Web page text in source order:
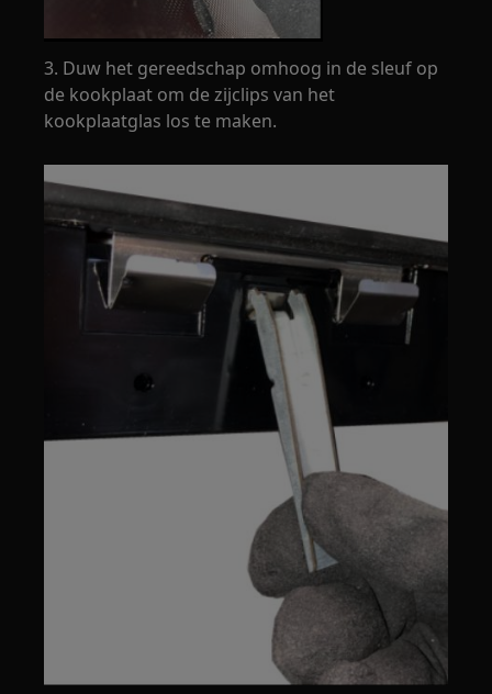
3. Duw het gereedschap omhoog in de sleuf op
de kookplaat om de zijclips van het
kookplaatglas los te maken.